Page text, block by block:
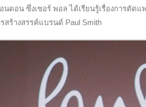
อนดอน ซึ่งเซอร์ พอล ได้เรียนรู้เรื่องการตั
ร้างสรรค์แบรนด์ Paul Smith